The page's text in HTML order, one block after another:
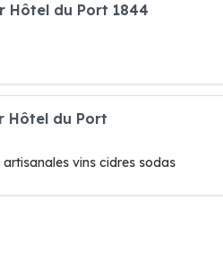
Hôtel du Port 1844
Hôtel du Port
vins cidres sodas